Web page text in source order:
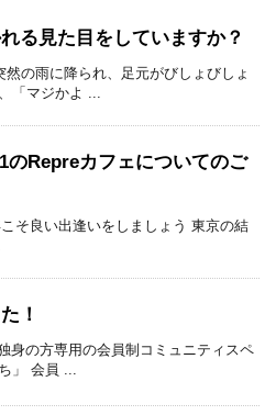
る見た目をしていますか？
然の雨に降られ、足元がびしょびしょ
「マジかよ ...
のRepreカフェについてのご
そ良い出逢いをしましょう 東京の結
！
身の方専用の会員制コミュニティスペ
」 会員 ...